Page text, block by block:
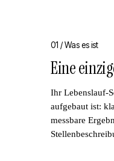
01 /Was es ist
Eine
Ihr Lebenslauf-
aufgebaut ist:
messbare